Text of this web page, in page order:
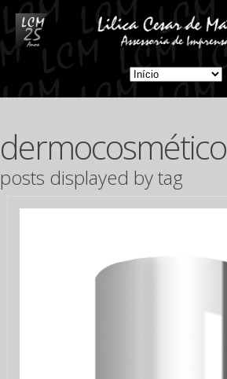
dermocosmético
posts displayed by tag